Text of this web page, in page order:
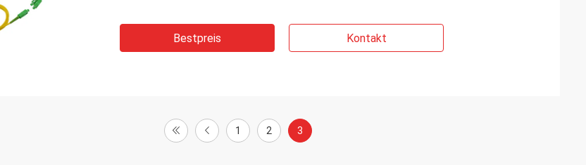
Bestpreis Kontakt
1 2 3